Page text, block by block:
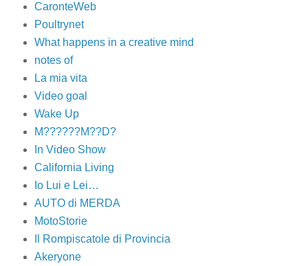
CaronteWeb
Poultrynet
What happens in a creative mind
notes of
La mia vita
Video goal
Wake Up
M??????M??D?
In Video Show
California Living
Io Lui e Lei…
AUTO di MERDA
MotoStorie
Il Rompiscatole di Provincia
Akeryone